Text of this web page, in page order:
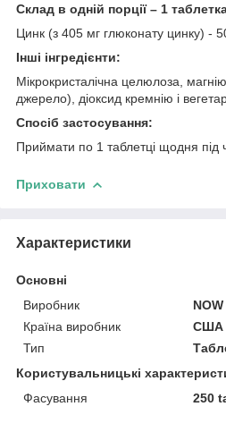
Склад в одній порції – 1
Цинк (з 405 мг глюконату цинку) -
Інші інгредієнти:
Мікрокристалічна целюлоза,
джерело), ​​діоксид кремнію і
Спосіб застосування:
Приймати по 1 таблетці щодня під
Приховати
Характеристики
Основні
Виробник
NOW
Країна виробник
США
Тип
Користувальницькі
Фасування
250